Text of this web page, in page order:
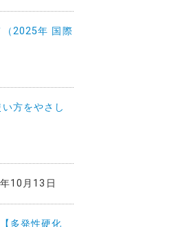
（2025年 国際
方をやさし
10月13日
多発性硬化